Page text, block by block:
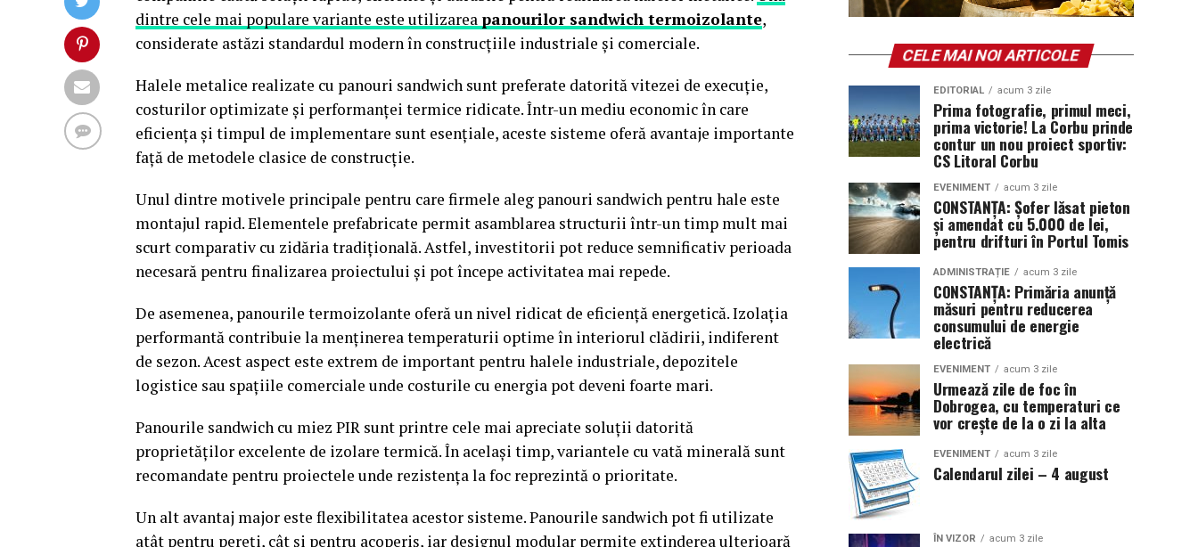
dintre cele mai populare variante este utilizarea panourilor sandwich termoizolante,
considerate astăzi standardul modern în construcțiile industriale și comerciale.
Halele metalice realizate cu panouri sandwich sunt preferate datorită vitezei de execuție,
costurilor optimizate și performanței termice ridicate. Într-un mediu economic în care
eficiența și timpul de implementare sunt esențiale, aceste sisteme oferă avantaje importante
față de metodele clasice de construcție.
Unul dintre motivele principale pentru care firmele aleg panouri sandwich pentru hale este
montajul rapid. Elementele prefabricate permit asamblarea structurii într-un timp mult mai
scurt comparativ cu zidăria tradițională. Astfel, investitorii pot reduce semnificativ perioada
necesară pentru finalizarea proiectului și pot începe activitatea mai repede.
De asemenea, panourile termoizolante oferă un nivel ridicat de eficiență energetică. Izolația
performantă contribuie la menținerea temperaturii optime în interiorul clădirii, indiferent
de sezon. Acest aspect este extrem de important pentru halele industriale, depozitele
logistice sau spațiile comerciale unde costurile cu energia pot deveni foarte mari.
Panourile sandwich cu miez PIR sunt printre cele mai apreciate soluții datorită
proprietăților excelente de izolare termică. În același timp, variantele cu vată minerală sunt
recomandate pentru proiectele unde rezistența la foc reprezintă o prioritate.
Un alt avantaj major este flexibilitatea acestor sisteme. Panourile sandwich pot fi utilizate
atât pentru pereți, cât și pentru acoperiș, iar designul modular permite extinderea ulterioară
CELE MAI NOI ARTICOLE
EDITORIAL acum 3 zile
Prima fotografie, primul meci,
prima victorie! La Corbu prinde
contur un nou proiect sportiv:
CS Litoral Corbu
EVENIMENT acum 3 zile
CONSTANȚA: Șofer lăsat pieton
și amendat cu 5.000 de lei,
pentru drifturi în Portul Tomis
ADMINISTRAȚIE acum 3 zile
CONSTANȚA: Primăria anunță
măsuri pentru reducerea
consumului de energie
electrică
EVENIMENT acum 3 zile
Urmează zile de foc în
Dobrogea, cu temperaturi ce
vor crește de la o zi la alta
EVENIMENT acum 3 zile
Calendarul zilei – 4 august
ÎN VIZOR acum 3 zile